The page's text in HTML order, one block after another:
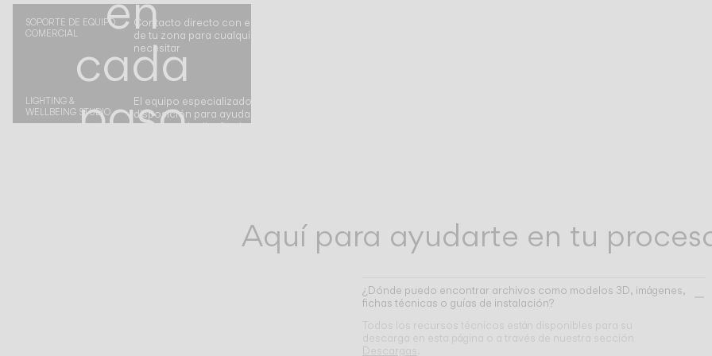
cada
paso
SOPORTE DE EQUIPO
COMERCIAL
Contacto directo con el representante de Vibia
de tu zona para cualquier asistencia que puedas
necesitar
LIGHTING &
WELLBEING STUDIO
El equipo especializado de Vibia está a tu
disposición para ayudarte a crear un proyecto
completo de diseño de ambientes
Aquí para ayudarte en tu
¿Dónde puedo encontrar archivos como modelos 3D, imágenes,
fichas técnicas o guías de instalación?
Todos los recursos técnicos están disponibles para su
descarga en esta página o a través de nuestra sección
Descargas